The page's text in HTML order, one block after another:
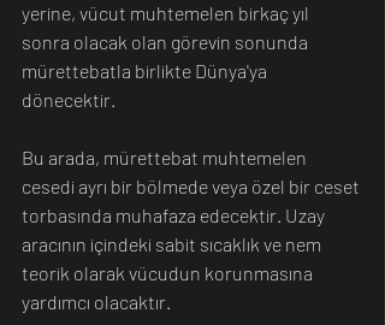
yerine, vücut muhtemelen birkaç yıl
sonra olacak olan görevin sonunda
mürettebatla birlikte Dünya'ya
dönecektir.
Bu arada, mürettebat muhtemelen
cesedi ayrı bir bölmede veya özel bir ceset
torbasında muhafaza edecektir. Uzay
aracının içindeki sabit sıcaklık ve nem
teorik olarak vücudun korunmasına
yardımcı olacaktır.